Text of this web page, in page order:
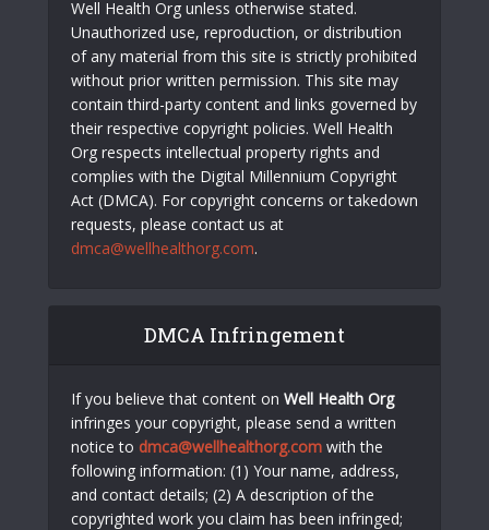
Well Health Org unless otherwise stated.
Unauthorized use, reproduction, or distribution
of any material from this site is strictly prohibited
without prior written permission. This site may
contain third-party content and links governed by
their respective copyright policies. Well Health
Org respects intellectual property rights and
complies with the Digital Millennium Copyright
Act (DMCA). For copyright concerns or takedown
requests, please contact us at
dmca@wellhealthorg.com.
DMCA Infringement
If you believe that content on Well Health Org
infringes your copyright, please send a written
notice to dmca@wellhealthorg.com with the
following information: (1) Your name, address,
and contact details; (2) A description of the
copyrighted work you claim has been infringed;